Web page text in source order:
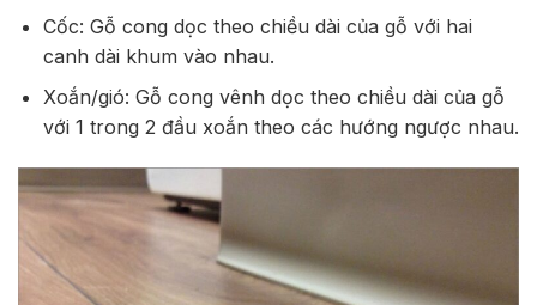
Cốc: Gỗ cong dọc theo chiều dài của gỗ với hai
canh dài khum vào nhau.
Xoắn/gió: Gỗ cong vênh dọc theo chiều dài của gỗ
với 1 trong 2 đầu xoắn theo các hướng ngược nhau.